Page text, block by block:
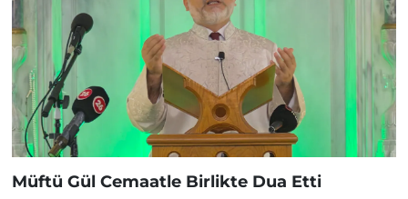
Müftü Gül Cemaatle Birlikte Dua Etti